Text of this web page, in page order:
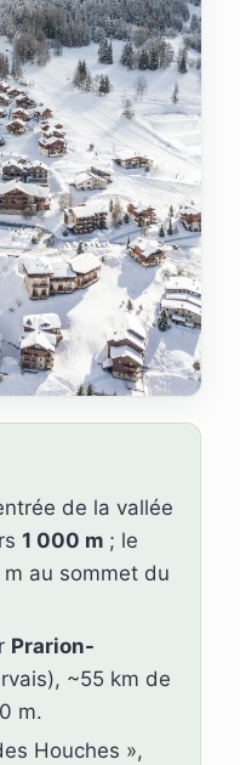
de la vallée
1 000 m ; le
au sommet du
Prarion-
~55 km de
m.
Houches »,